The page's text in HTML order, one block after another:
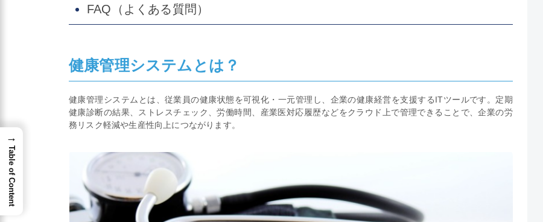
FAQ（よくある質問）
健康管理システムとは？
健康管理システムとは、従業員の健康状態を可視化・一元管理し、企業の健康経営を支援するITツールです。定期
健康診断の結果、ストレスチェック、労働時間、産業医対応履歴などをクラウド上で管理できることで、企業の労
務リスク軽減や生産性向上につながります。
→
Table of Content